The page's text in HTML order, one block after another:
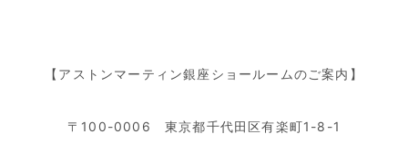
【アストンマーティン銀座ショールームのご案内】
〒100-0006 東京都千代田区有楽町1-8-1